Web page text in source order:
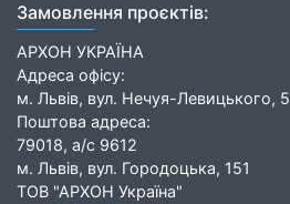
Замовлення проєктів:
АРХОН УКРАЇНА
Адреса офісу:
м. Львів, вул. Нечуя-Левицького, 5
Поштова адреса:
79018, а/с 9612
м. Львів, вул. Городоцька, 151
ТОВ "АРХОН Україна"